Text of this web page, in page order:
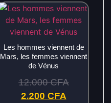
Les hommes viennent de
Mars, les femmes viennent
de Vénus
12.000CFA
2.200 CFA